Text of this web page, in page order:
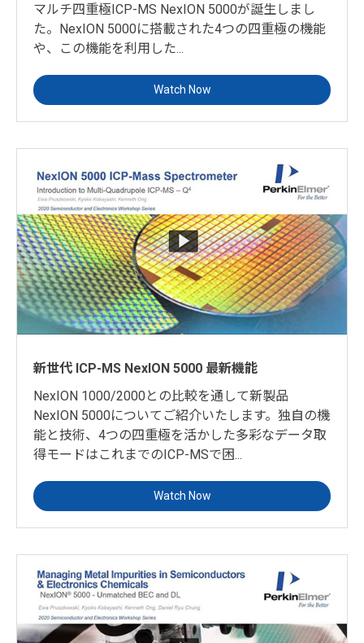
マルチ四重極ICP-MS NexION 5000が誕生しまし
た。NexION 5000に搭載された4つの四重極の機能
や、この機能を利用した...
Watch Now
新世代 ICP-MS NexION 5000 最新機能
NexION 1000/2000との比較を通して新製品
NexION 5000についてご紹介いたします。独自の機
能と技術、4つの四重極を活かした多彩なデータ取
得モードはこれまでのICP-MSで困...
Watch Now